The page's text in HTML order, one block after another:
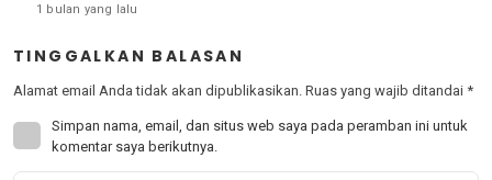
1 bulan yang lalu
TINGGALKAN BALASAN
Alamat email Anda tidak akan dipublikasikan. Ruas yang wajib ditandai *
Simpan nama, email, dan situs web saya pada peramban ini untuk
komentar saya berikutnya.